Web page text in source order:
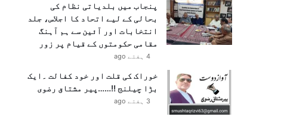
پنجاب میں بلدیاتی نظام کی
بحالی کے لیے اتحاد کا اجلاس، جلد
انتخابات اور آئین سے ہم آہنگ
مقامی حکومتوں کے قیام پر زور
4 ہفتے ago
خوراک کی قلت اور خود کفالت ۔ایک
بڑا چیلنج !!……پیر مشتاق رضوی
3 ہفتے ago